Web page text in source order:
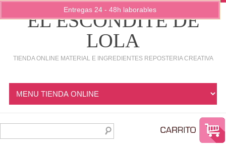
EL ESCONDITE DE
LOLA
TIENDA ONLINE MATERIAL E INGREDIENTES REPOSTERIA CREATIVA
Entregas 24 - 48h laborables